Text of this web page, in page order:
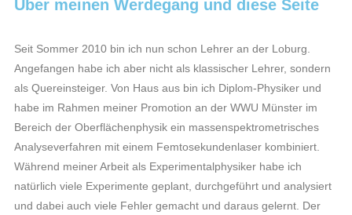
Über meinen Werdegang und diese Seite
Seit Sommer 2010 bin ich nun schon Lehrer an der Loburg.
Angefangen habe ich aber nicht als klassischer Lehrer, sondern
als Quereinsteiger. Von Haus aus bin ich Diplom-Physiker und
habe im Rahmen meiner Promotion an der WWU Münster im
Bereich der Oberflächenphysik ein massenspektrometrisches
Analyseverfahren mit einem Femtosekundenlaser kombiniert.
Während meiner Arbeit als Experimentalphysiker habe ich
natürlich viele Experimente geplant, durchgeführt und analysiert
und dabei auch viele Fehler gemacht und daraus gelernt. Der